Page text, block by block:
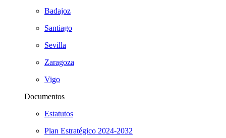
Badajoz
Santiago
Sevilla
Zaragoza
Vigo
Documentos
Estatutos
Plan Estratégico 2024-2032